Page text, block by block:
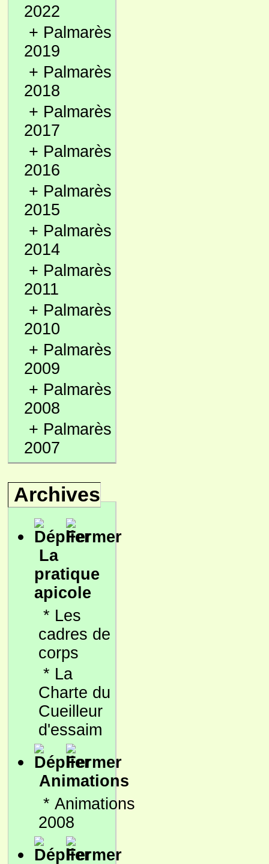
2022
+ Palmarès
2019
+ Palmarès
2018
+ Palmarès
2017
+ Palmarès
2016
+ Palmarès
2015
+ Palmarès
2014
+ Palmarès
2011
+ Palmarès
2010
+ Palmarès
2009
+ Palmarès
2008
+ Palmarès
2007
Archives
La
pratique
apicole
* Les
cadres de
corps
* La
Charte du
Cueilleur
d'essaim
Animations
* Animations
2008